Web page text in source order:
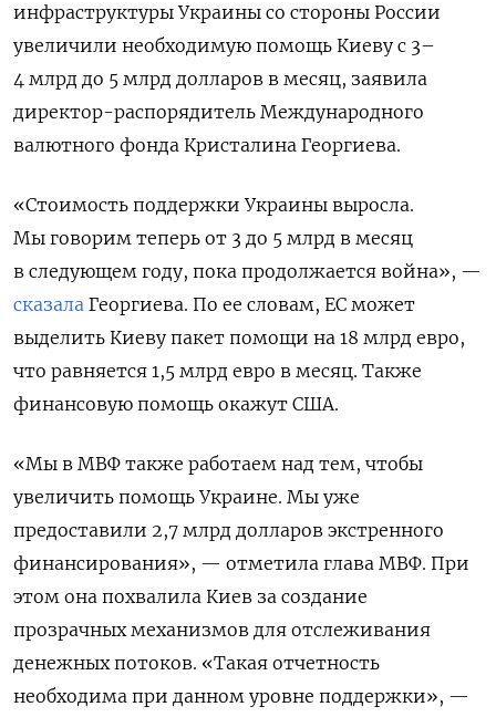
инфраструктуры Украины со стороны России
увеличили необходимую помощь Киеву с 3–
4 млрд до 5 млрд долларов в месяц, заявила
директор-распорядитель Международного
валютного фонда Кристалина Георгиева.
«Стоимость поддержки Украины выросла.
Мы говорим теперь от 3 до 5 млрд в месяц
в следующем году, пока продолжается война», —
сказала Георгиева. По ее словам, ЕС может
выделить Киеву пакет помощи на 18 млрд евро,
что равняется 1,5 млрд евро в месяц. Также
финансовую помощь окажут США.
«Мы в МВФ также работаем над тем, чтобы
увеличить помощь Украине. Мы уже
предоставили 2,7 млрд долларов экстренного
финансирования», — отметила глава МВФ. При
этом она похвалила Киев за создание
прозрачных механизмов для отслеживания
денежных потоков. «Такая отчетность
необходима при данном уровне поддержки», —